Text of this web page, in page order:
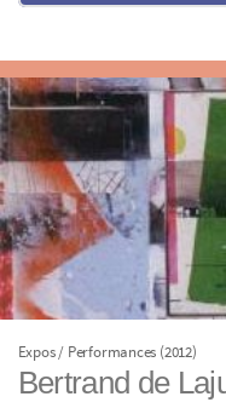
Expos / Performances (2012)
Bertrand de